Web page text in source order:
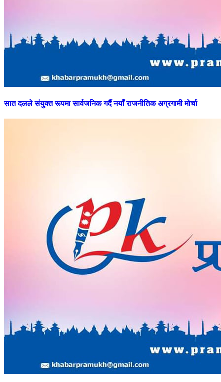
सातदलले संयुक्त रूपमा सार्वजनिक गर्दै नयाँ राजनीतिक अग्रगामी मोर्चा